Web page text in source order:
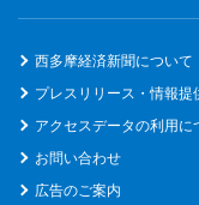
西多摩経済新聞について
プレスリリース・情報提
アクセスデータの利用に
お問い合わせ
広告のご案内